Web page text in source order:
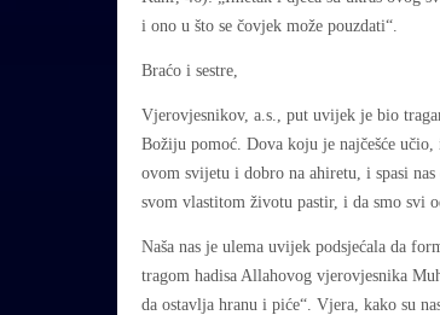
i ono u što se čovjek može pouzdati“.
Braćo i sestre,
Vjerovjesnikov, a.s., put uvijek je bio
Božiju pomoć. Dova koju je najčešće učio,
ovom svijetu i dobro na ahiretu, i spasi
svom vlastitom životu pastir, i da smo svi
Naša nas je ulema uvijek podsjećala da
tragom hadisa Allahovog vjerovjesnika
da ostavlja hranu i piće“. Vjera, kako su